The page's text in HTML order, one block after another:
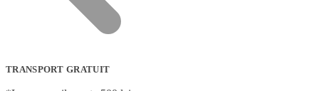
TRANSPORT GRATUIT